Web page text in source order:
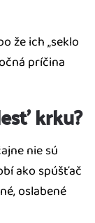
že ich „seklo
príčina
krku?
nie sú
ako spúšťač
oslabené